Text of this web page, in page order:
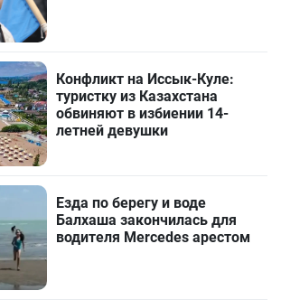
Конфликт на Иссык-Куле:
туристку из Казахстана
обвиняют в избиении 14-
летней девушки
Езда по берегу и воде
Балхаша закончилась для
водителя Mercedes арестом